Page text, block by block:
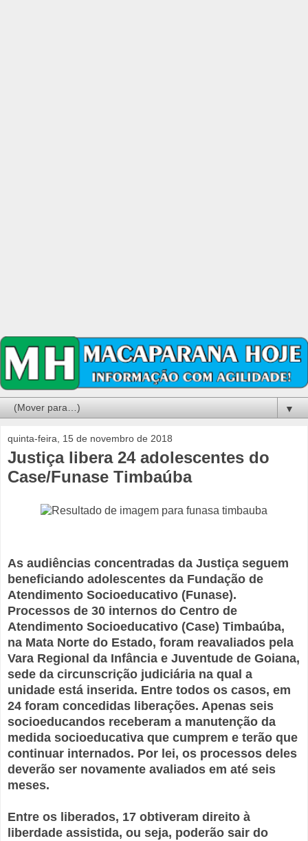
▼
quinta-feira, 15 de novembro de 2018
Justiça libera 24 adolescentes do
Case/Funase Timbaúba
As audiências concentradas da Justiça seguem
beneficiando adolescentes da Fundação de
Atendimento Socioeducativo (Funase).
Processos de 30 internos do Centro de
Atendimento Socioeducativo (Case) Timbaúba,
na Mata Norte do Estado, foram reavaliados pela
Vara Regional da Infância e Juventude de Goiana,
sede da circunscrição judiciária na qual a
unidade está inserida. Entre todos os casos, em
24 foram concedidas liberações. Apenas seis
socioeducandos receberam a manutenção da
medida socioeducativa que cumprem e terão que
continuar internados. Por lei, os processos deles
deverão ser novamente avaliados em até seis
meses.
Entre os liberados, 17 obtiveram direito à
liberdade assistida, ou seja, poderão sair do